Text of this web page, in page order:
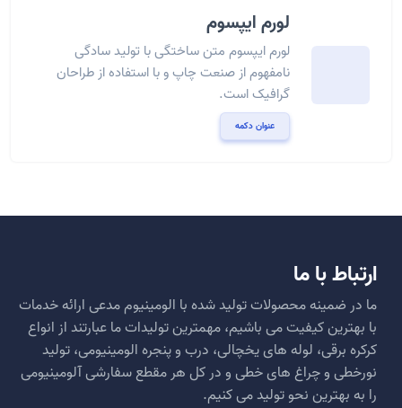
لورم ایپسوم
لورم ایپسوم متن ساختگی با تولید سادگی
نامفهوم از صنعت چاپ و با استفاده از طراحان
گرافیک است.
عنوان دکمه
ارتباط با ما
ما در ضمینه محصولات تولید شده با الومینیوم مدعی ارائه خدمات
با بهترین کیفیت می باشیم، مهمترین تولیدات ما عبارتند از انواع
کرکره برقی، لوله های یخچالی، درب و پنجره الومینیومی، تولید
نورخطی و چراغ های خطی و در کل هر مقطع سفارشی آلومینیومی
را به بهترین نحو تولید می کنیم.